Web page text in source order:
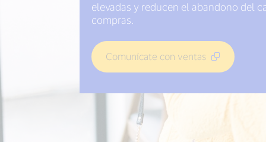
elevadas y reducen el abandono del
compras.
Comunícate con ventas